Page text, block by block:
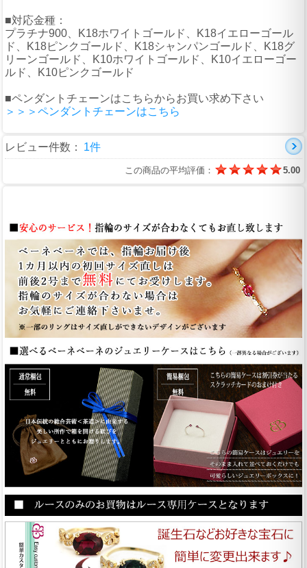
■対応金種：
プラチナ900、K18ホワイトゴールド、K18イエローゴール
ド、K18ピンクゴールド、K18シャンパンゴールド、K18グ
リーンゴールド、K10ホワイトゴールド、K10イエローゴー
ルド、K10ピンクゴールド
■ペンダントチェーンはこちらからお買い求め下さい
＞＞＞ペンダントチェーンはこちら
レビュー件数： 1件
この商品の平均評価： 5.00